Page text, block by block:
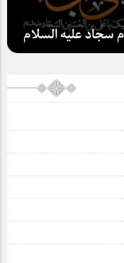
سجاد علیه السلام